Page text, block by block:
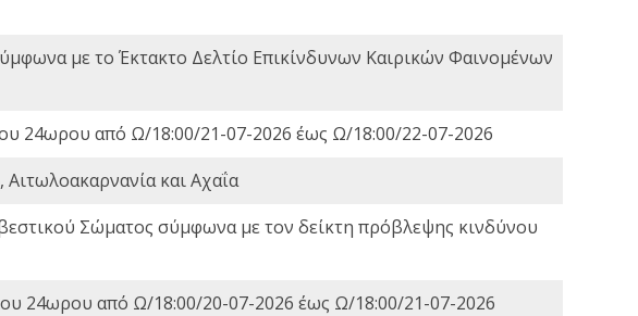
με το Έκτακτο Δελτίο Επικίνδυνων Καιρικών Φαινομένων
24ωρου από Ω/18:00/21-07-2026 έως Ω/18:00/22-07-2026
και Αχαΐα
Σώματος σύμφωνα με τον δείκτη πρόβλεψης κινδύνου
24ωρου από Ω/18:00/20-07-2026 έως Ω/18:00/21-07-2026